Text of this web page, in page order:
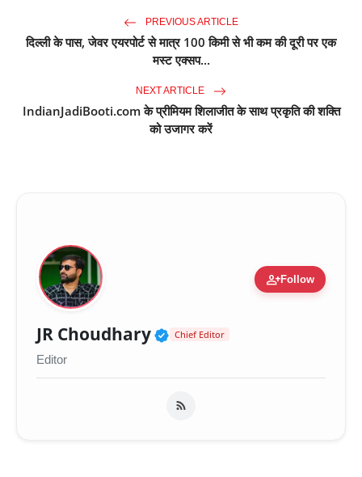
PREVIOUS ARTICLE
दिल्ली के पास, जेवर एयरपोर्ट से मात्र 100 किमी से भी कम की दूरी पर एक
मस्ट एक्सप...
NEXT ARTICLE
IndianJadiBooti.com के प्रीमियम शिलाजीत के साथ प्रकृति की शक्ति
को उजागर करें
person_addFollow
JR Choudhary Verified Public Figure
Chief Editor
Editor